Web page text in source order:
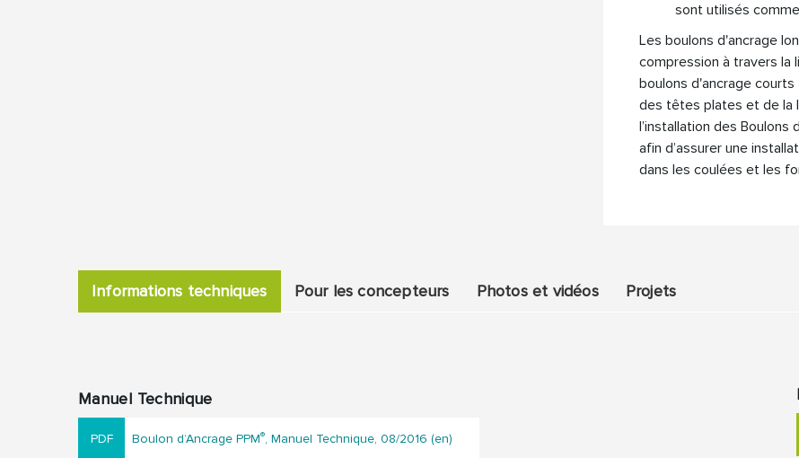
sont utilisés
Les boulons d'ancrage
compression à travers la
boulons d'ancrage
des têtes plates et de la
l’installation des Boulons
afin d’assurer une
dans les coulées et les
Informations techniques Pour les concepteurs Photos et vidéos Projets
Manuel Technique
Boulon d’Ancrage PPM®, Manuel Technique, 08/2016 (en)